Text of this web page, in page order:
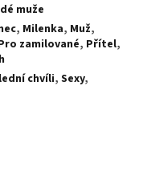
muže
, Milenka, Muž,
zamilované, Přítel,
chvíli, Sexy,